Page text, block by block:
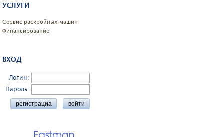
УСЛУГИ
Сервис раскройных машин
Финансирование
ВХОД
Логин:
Пароль: